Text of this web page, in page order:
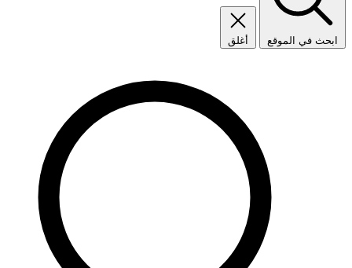
ابحث في الموقع أغلق